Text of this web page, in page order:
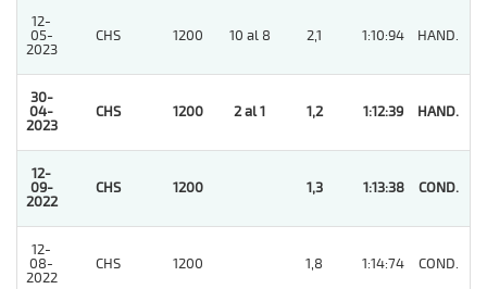
12-
05-
2023
CHS 1200 10 al 8 2,1 1:10:94 HAND.
30-
04-
2023
CHS 1200 2 al 1 1,2 1:12:39 HAND.
12-
09-
2022
CHS 1200 1,3 1:13:38 COND.
12-
08-
2022
CHS 1200 1,8 1:14:74 COND.